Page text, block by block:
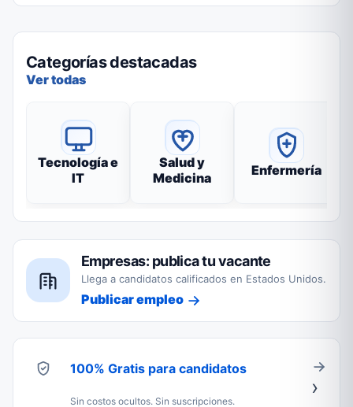
Categorías destacadas
Ver todas
Tecnología e
IT
Salud y
Medicina
Enfermería
Empresas: publica tu vacante
Llega a candidatos calificados en Estados Unidos.
Publicar empleo
100% Gratis para candidatos
Sin costos ocultos. Sin suscripciones.